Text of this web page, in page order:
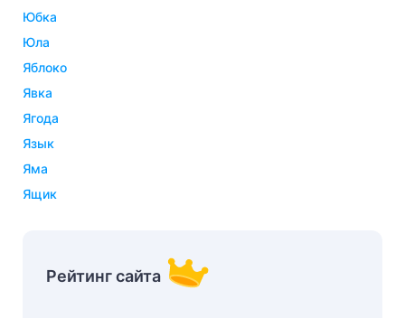
юбка
юла
яблоко
явка
ягода
язык
яма
ящик
Рейтинг сайта